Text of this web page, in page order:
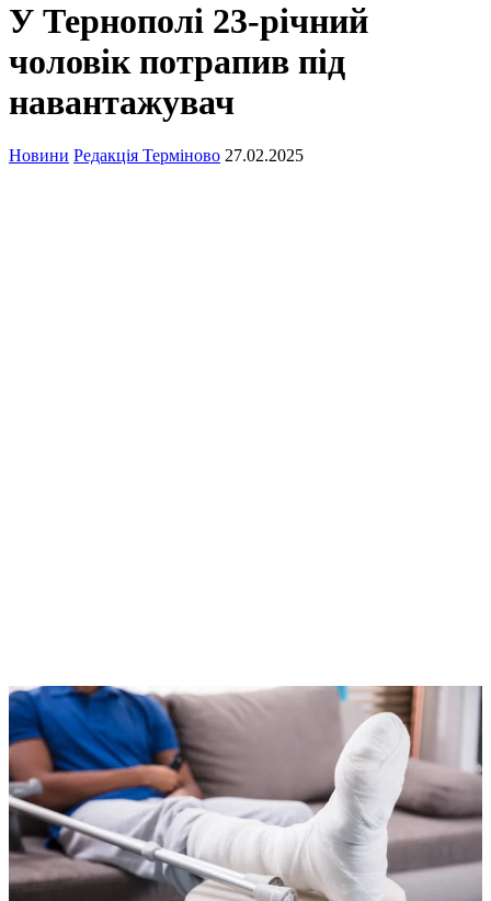
У Тернополі 23-річний
чоловік потрапив під
навантажувач
Новини Редакція Терміново 27.02.2025